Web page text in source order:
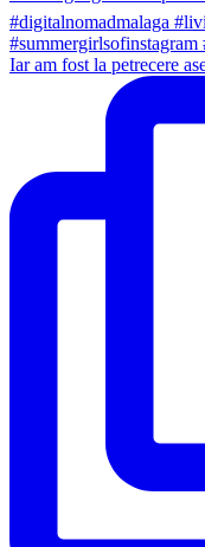
Iar am fost la petrecere